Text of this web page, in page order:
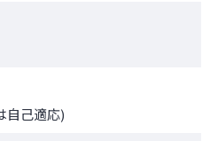
自己適応)